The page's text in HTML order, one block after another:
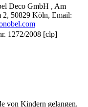
Deco GmbH , Am
2, 50829 Köln, Email:
1272/2008 [clp]
von Kindern gelangen.